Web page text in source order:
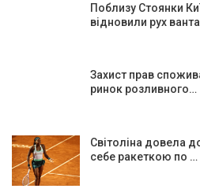
Поблизу Стоянки
відновили рух
Захист прав
ринок розливного…
Світоліна довела
себе ракеткою по …